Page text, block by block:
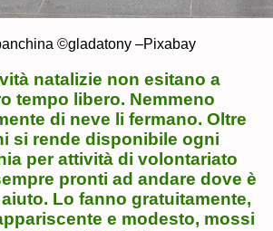
©gladatony –Pixabay
natalizie non esitano a
tempo libero. Nemmeno
di neve li fermano. Oltre
si rende disponibile ogni
per attività di volontariato
pronti ad andare dove è
Lo fanno gratuitamente,
e modesto, mossi